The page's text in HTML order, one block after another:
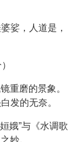
娑，人道是，
重磨的景象。
发的无奈。
娥”与《水调歌